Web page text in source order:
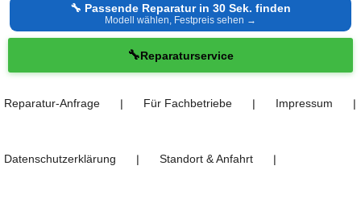
🔧 Passende Reparatur in 30 Sek. finden
Modell wählen, Festpreis sehen →
🔧Reparaturservice
Reparatur-Anfrage ❘ Für Fachbetriebe ❘ Impressum ❘
Datenschutzerklärung ❘ Standort & Anfahrt ❘